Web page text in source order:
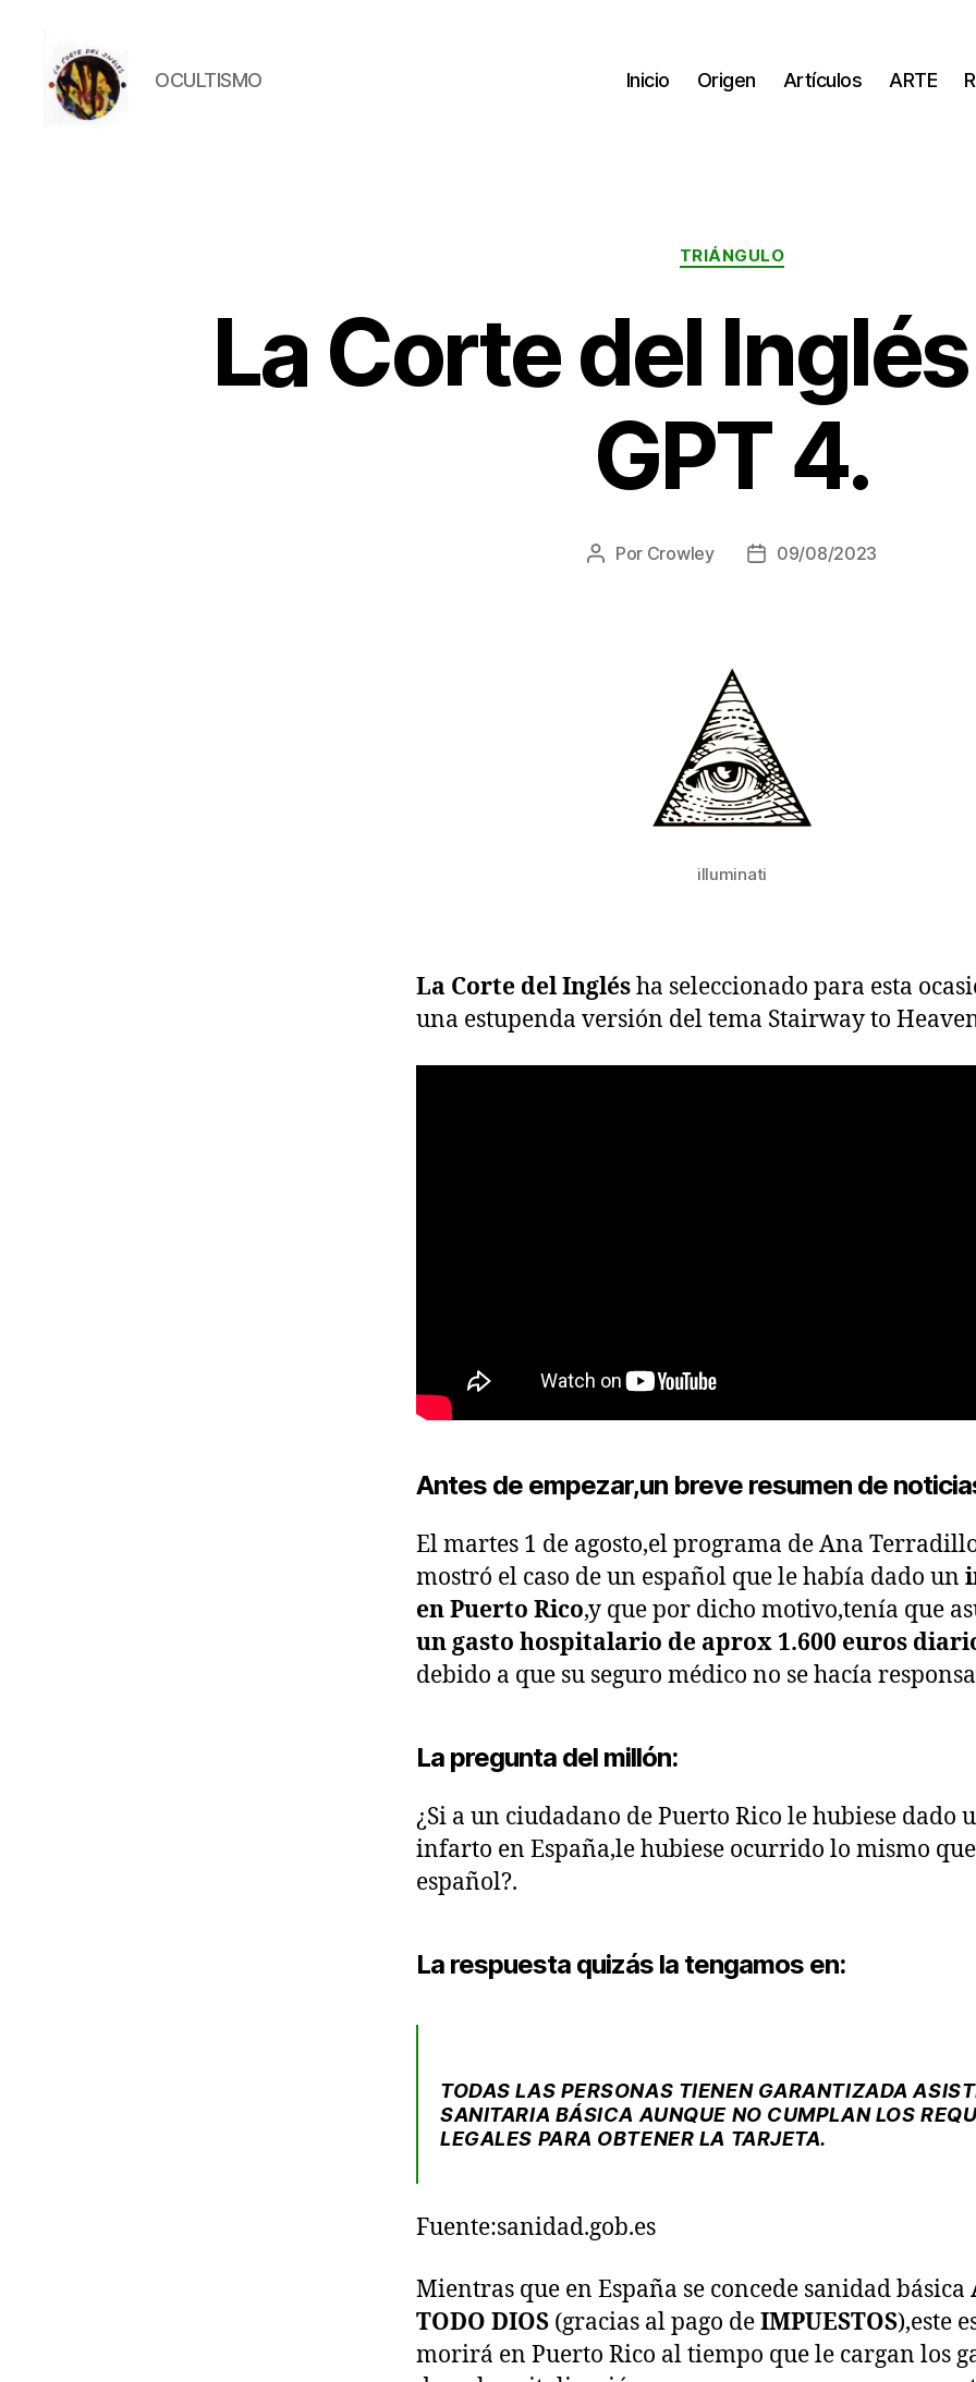
OCULTISMO Inicio Origen Artículos ARTE
Categorías
TRIÁNGULO
La Corte del
GPT 4.
Autor
Por Crowley
Fecha09/08/2023
illuminati
La Corte del Inglésha seleccionado para esta
una estupenda versión del tema Stairway to
Antes de empezar,un breve resumen de
El martes 1 de agosto,el programa de Ana
mostró el caso de un español que le había dado un
en Puerto Rico,y que por dicho motivo,tenía que
un gasto hospitalario de aprox 1.600 euros
debido a que su seguro médico no se hacía
La pregunta del millón:
¿Si a un ciudadano de Puerto Rico le hubiese dado
infarto en España,le hubiese ocurrido lo mismo que
español?.
La respuesta quizás la tengamos en:
TODAS LAS PERSONAS TIENEN GARANTIZADA
SANITARIA BÁSICA AUNQUE NO CUMPLAN LOS
LEGALES PARA OBTENER LA TARJETA.
Fuente:sanidad.gob.es
Mientras que en España se concede sanidad básica
TODO DIOS (gracias al pago deIMPUESTOS),este
morirá en Puerto Rico al tiempo que le cargan los